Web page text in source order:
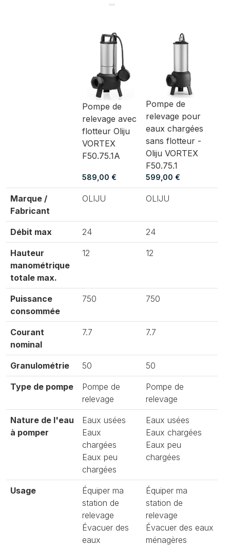
Pompe de
relevage avec
flotteur Oliju
VORTEX
F50.75.1A
589,00 €
Pompe de
relevage pour
eaux chargées
sans flotteur -
Oliju VORTEX
F50.75.1
599,00 €
Marque /
Fabricant
OLIJU OLIJU
Débit max 24 24
Hauteur
manométrique
totale max.
12 12
Puissance
consommée
750 750
Courant
nominal
7.7 7.7
Granulométrie 50 50
Type de pompe
Pompe de
relevage
Pompe de
relevage
Nature de l'eau
à pomper
Eaux usées
Eaux
chargées
Eaux peu
chargées
Eaux usées
Eaux chargées
Eaux peu
chargées
Usage
Équiper ma
station de
relevage
Évacuer des
eaux
Équiper ma
station de
relevage
Évacuer des eaux
ménagères